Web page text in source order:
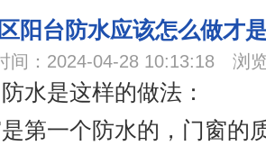
阳台防水应该怎么做才
间：2024-04-28 10:13:18 浏
水是这样的做法：
第一个防水的，门窗的